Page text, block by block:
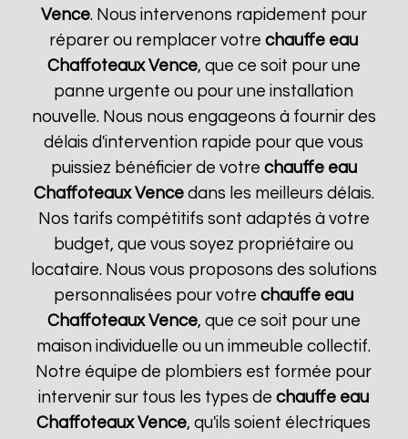
Vence. Nous intervenons rapidement pour
réparer ou remplacer votrechauffe eau
Chaffoteaux Vence, que ce soit pour une
panne urgente ou pour une installation
nouvelle. Nous nous engageons à fournir des
délais d'intervention rapide pour que vous
puissiez bénéficier de votre chauffe eau
Chaffoteaux Vencedans les meilleurs délais.
Nos tarifs compétitifs sont adaptés à votre
budget, que vous soyez propriétaire ou
locataire. Nous vous proposons des solutions
personnalisées pour votrechauffe eau
Chaffoteaux Vence, que ce soit pour une
maison individuelle ou un immeuble collectif.
Notre équipe de plombiers est formée pour
intervenir sur tous les types dechauffe eau
Chaffoteaux Vence, qu'ils soient électriques